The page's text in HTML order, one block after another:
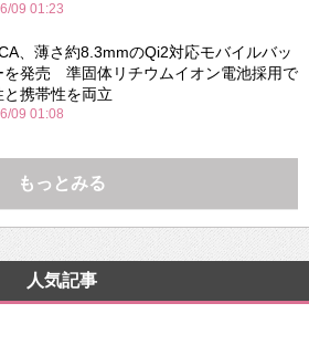
09 01:23
、薄さ約8.3mmのQi2対応モバイルバッ
を発売 準固体リチウムイオン電池採用で
と携帯性を両立
09 01:08
もっとみる
人気記事